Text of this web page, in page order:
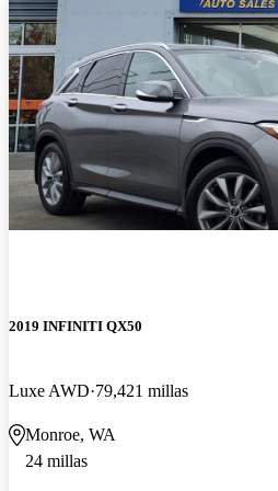
2019 INFINITI QX50
Luxe AWD 79,421 millas
Monroe, WA
24 millas